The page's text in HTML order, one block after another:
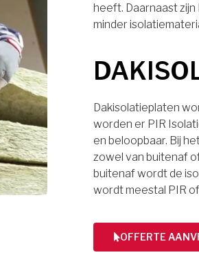
heeft. Daarnaast
minder
Dakisolatieplaten
worden er PIR
en beloopbaar. Bij
zowel van buitenaf
buitenaf wordt de
wordt meestal PIR
OFFERTE